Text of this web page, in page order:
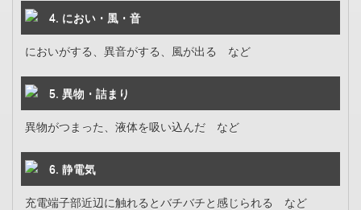
4. におい・風・音
においがする、異音がする、風が出る など
5. 異物・詰まり
異物がつまった、液体を吸い込んだ など
6. 静電気
充電端子部近辺に触れるとバチバチと感じられる など